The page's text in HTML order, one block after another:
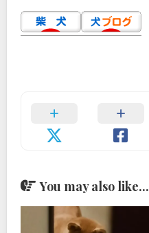
You may also like...